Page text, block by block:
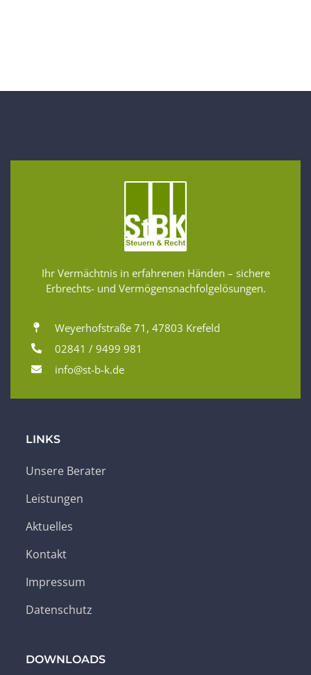
Ihr Vermächtnis in erfahrenen Händen – sichere
Erbrechts- und Vermögensnachfolgelösungen.
Weyerhofstraße 71, 47803 Krefeld
02841 / 9499 981
info@st-b-k.de
LINKS
Unsere Berater
Leistungen
Aktuelles
Kontakt
Impressum
Datenschutz
DOWNLOADS